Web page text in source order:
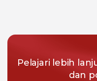
Pelajari lebih
dan